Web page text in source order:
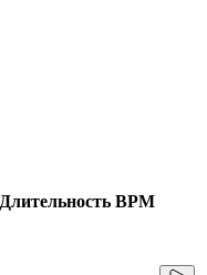
Длительность BPM